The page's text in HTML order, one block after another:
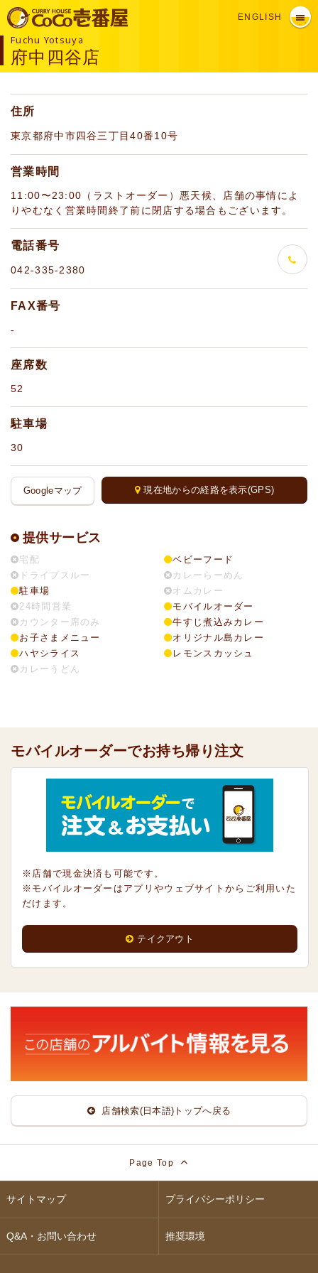
ENGLISH
Fuchu Yotsuya
府中四谷店
住所
東京都府中市四谷三丁目40番10号
営業時間
11:00〜23:00（ラストオーダー）悪天候、店舗の事情によ
りやむなく営業時間終了前に閉店する場合もございます。
電話番号
042-335-2380
FAX番号
-
座席数
52
駐車場
30
Googleマップ 現在地からの経路を表示(GPS)
提供サービス
宅配
ドライブスルー
駐車場
24時間営業
カウンター席のみ
お子さまメニュー
ハヤシライス
カレーうどん
ベビーフード
カレーらーめん
オムカレー
モバイルオーダー
牛すじ煮込みカレー
オリジナル島カレー
レモンスカッシュ
モバイルオーダーでお持ち帰り注文
※店舗で現金決済も可能です。
※モバイルオーダーはアプリやウェブサイトからご利用いた
だけます。
テイクアウト
店舗検索(日本語)トップへ戻る
Page Top
サイトマップ プライバシーポリシー
Q&A・お問い合わせ 推奨環境